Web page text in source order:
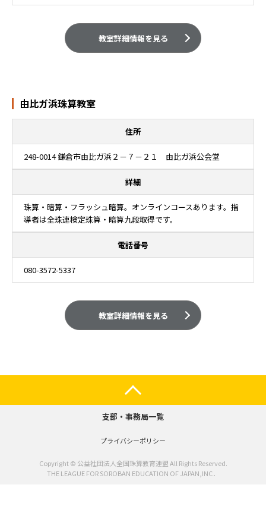
教室詳細情報を見る
由比ガ浜珠算教室
住所
248-0014 鎌倉市由比ガ浜２－７－２１ 由比ガ浜公会堂
詳細
珠算・暗算・フラッシュ暗算。オンラインコースあります。指
導者は全珠連検定珠算・暗算九段取得です。
電話番号
080-3572-5337
教室詳細情報を見る
支部・事務局一覧
プライバシーポリシー
Copyright © 公益社団法人全国珠算教育連盟 All Rights Reserved.
THE LEAGUE FOR SOROBAN EDUCATION OF JAPAN,INC．